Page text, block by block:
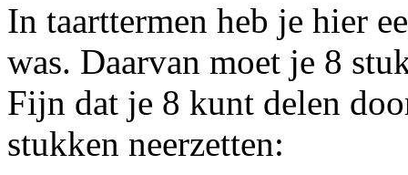
In taarttermen heb je hier
was. Daarvan moet je 8
Fijn dat je 8 kunt delen
stukken neerzetten: